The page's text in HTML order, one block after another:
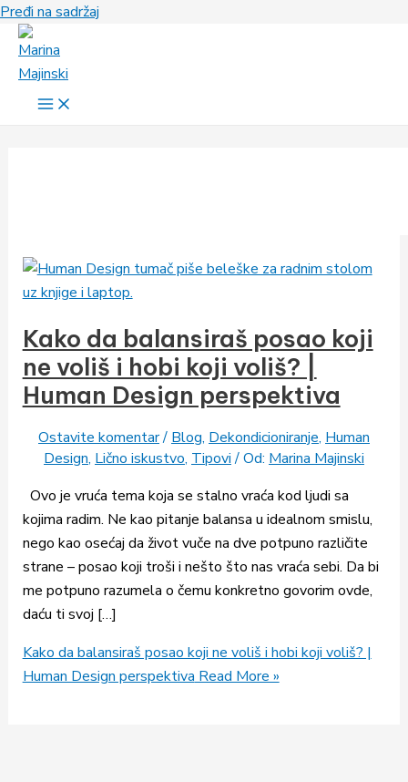
Pređi na sadržaj
Kako da balansiraš posao koji
ne voliš i hobi koji voliš? |
Human Design perspektiva
Ostavite komentar/ Blog, Dekondicioniranje, Human
Design, Lično iskustvo, Tipovi/ Od: Marina Majinski
Ovo je vruća tema koja se stalno vraća kod ljudi sa
kojima radim. Ne kao pitanje balansa u idealnom smislu,
nego kao osećaj da život vuče na dve potpuno različite
strane – posao koji troši i nešto što nas vraća sebi. Da bi
me potpuno razumela o čemu konkretno govorim ovde,
daću ti svoj […]
Kako da balansiraš posao koji ne voliš i hobi koji voliš? |
Human Design perspektiva Read More »